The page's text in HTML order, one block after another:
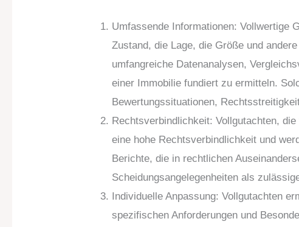
Umfassende Informationen: Vollwertige
Zustand, die Lage, die Größe und
umfangreiche Datenanalysen,
einer Immobilie fundiert zu ermitteln.
Bewertungssituationen,
Rechtsverbindlichkeit: Vollgutachten,
eine hohe Rechtsverbindlichkeit und
Berichte, die in rechtlichen
Scheidungsangelegenheiten als
Individuelle Anpassung: Vollgutachten
spezifischen Anforderungen und